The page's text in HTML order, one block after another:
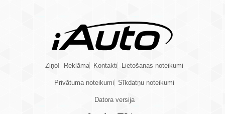
Ziņo! Reklāma Kontakti Lietošanas noteikumi
Privātuma noteikumi Sīkdatņu noteikumi
Datora versija